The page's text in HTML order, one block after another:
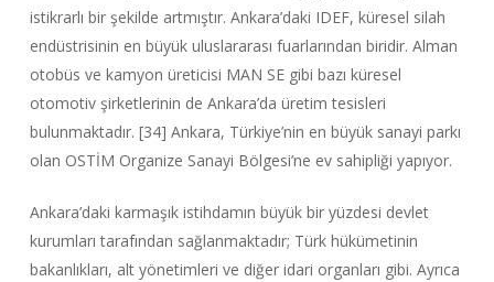
istikrarlı bir şekilde artmıştır. Ankara’daki IDEF, küresel silah
endüstrisinin en büyük uluslararası fuarlarından biridir. Alman
otobüs ve kamyon üreticisi MAN SE gibi bazı küresel
otomotiv şirketlerinin de Ankara’da üretim tesisleri
bulunmaktadır. [34] Ankara, Türkiye’nin en büyük sanayi parkı
olan OSTİM Organize Sanayi Bölgesi’ne ev sahipliği yapıyor.
Ankara’daki karmaşık istihdamın büyük bir yüzdesi devlet
kurumları tarafından sağlanmaktadır; Türk hükümetinin
bakanlıkları, alt yönetimleri ve diğer idari organları gibi. Ayrıca